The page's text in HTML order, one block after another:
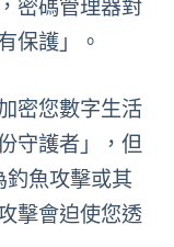
密碼管理器對
保護」。
密您數字生活
守護者」，但
釣魚攻擊或其
擊會迫使您透